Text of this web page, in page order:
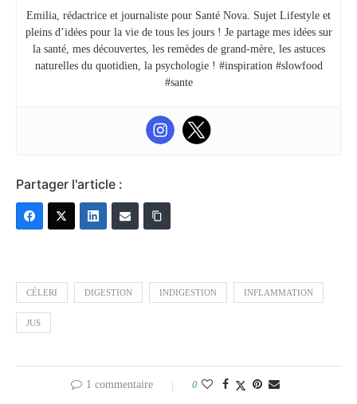
Emilia, rédactrice et journaliste pour Santé Nova. Sujet Lifestyle et
pleins d’idées pour la vie de tous les jours ! Je partage mes idées sur
la santé, mes découvertes, les remèdes de grand-mère, les astuces
naturelles du quotidien, la psychologie ! #inspiration #slowfood
#sante
Partager l'article :
CÉLERI DIGESTION INDIGESTION INFLAMMATION
JUS
1 commentaire 0